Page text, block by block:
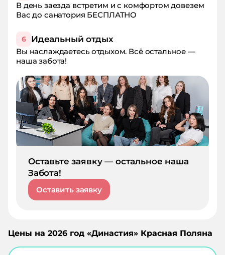
В день заезда встретим и с комфортом довезем
Вас до санатория БЕСПЛАТНО
6 Идеальный отдых
Вы наслаждаетесь отдыхом. Всё остальное —
наша забота!
Оставьте заявку — остальное наша
Забота!
Оставить заявку
Цены на 2026 год «Династия» Красная Поляна